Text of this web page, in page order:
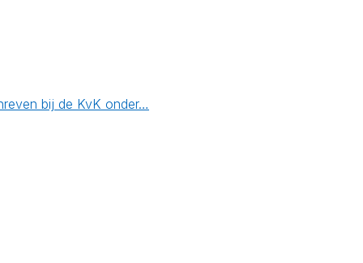
bij de KvK onder…